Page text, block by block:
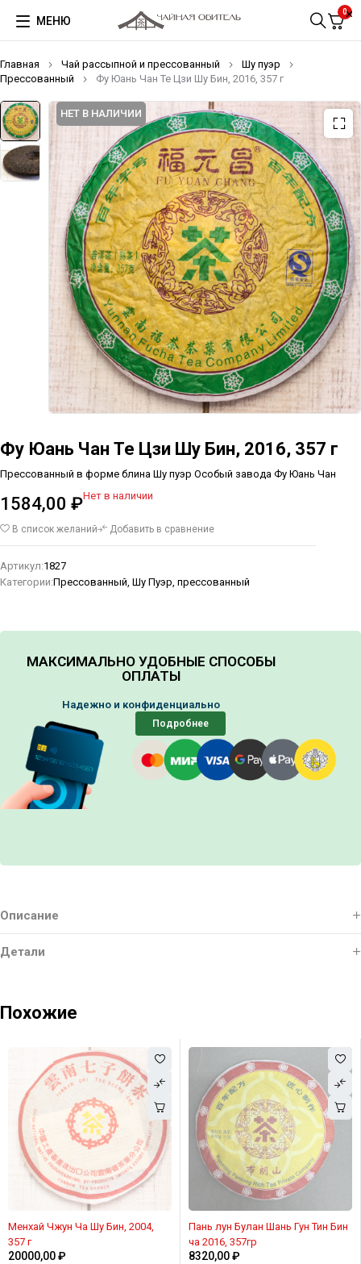
МЕНЮ
0
Главная Чай рассыпной и прессованный
Шу пуэр
Прессованный
Фу Юань Чан Те Цзи Шу Бин, 2016, 357 г
НЕТ В НАЛИЧИИ
Фу Юань Чан Те Цзи Шу Бин, 2016, 357 г
Прессованный в форме блина Шу пуэр Особый завода Фу Юань Чан
1584,00 ₽Нет в наличии
В список желаний Добавить в сравнение
Артикул:1827
Категории:Прессованный, Шу Пуэр, прессованный
МАКСИМАЛЬНО УДОБНЫЕ СПОСОБЫ
ОПЛАТЫ
Надежно и конфиденциально
Подробнее
Описание
Детали
Похожие
Менхай Чжун Ча Шу Бин, 2004,
357 г
20000,00₽
Пань лун Булан Шань Гун Тин Бин
ча 2016, 357гр
8320,00₽